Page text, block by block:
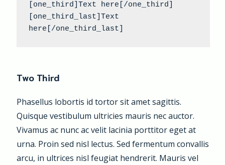
[one_third]Text here[/one_third]
[one_third_last]Text
here[/one_third_last]
Two Third
Phasellus lobortis id tortor sit amet sagittis.
Quisque vestibulum ultricies mauris nec auctor.
Vivamus ac nunc ac velit lacinia porttitor eget at
urna. Proin sed nisl lectus. Sed fermentum convallis
arcu, in ultrices nisl feugiat hendrerit. Mauris vel